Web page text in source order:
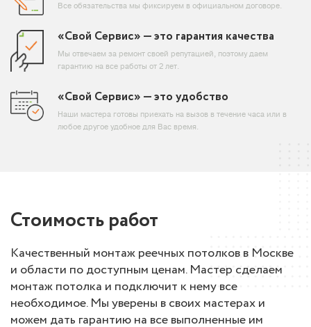
Все обязательства мы фиксируем в официальном договоре.
«Свой Сервис» — это гарантия качества
Мы отвечаем за ремонт своей репутацией, поэтому даем
гарантию на все работы от 2 лет.
«Свой Сервис» — это удобство
Наши мастера готовы приехать на вызов в течение часа или в
любое другое удобное для Вас время.
Стоимость работ
Качественный монтаж реечных потолков в Москве
и области по доступным ценам. Мастер сделаем
монтаж потолка и подключит к нему все
необходимое. Мы уверены в своих мастерах и
можем дать гарантию на все выполненные им